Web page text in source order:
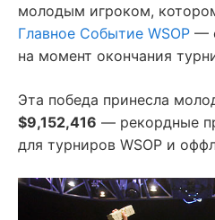
молодым игроком,
Главное Событие WSOP —
на момент окончания
Эта победа принесла
$9,152,416 — рекордные
для турниров WSOP и